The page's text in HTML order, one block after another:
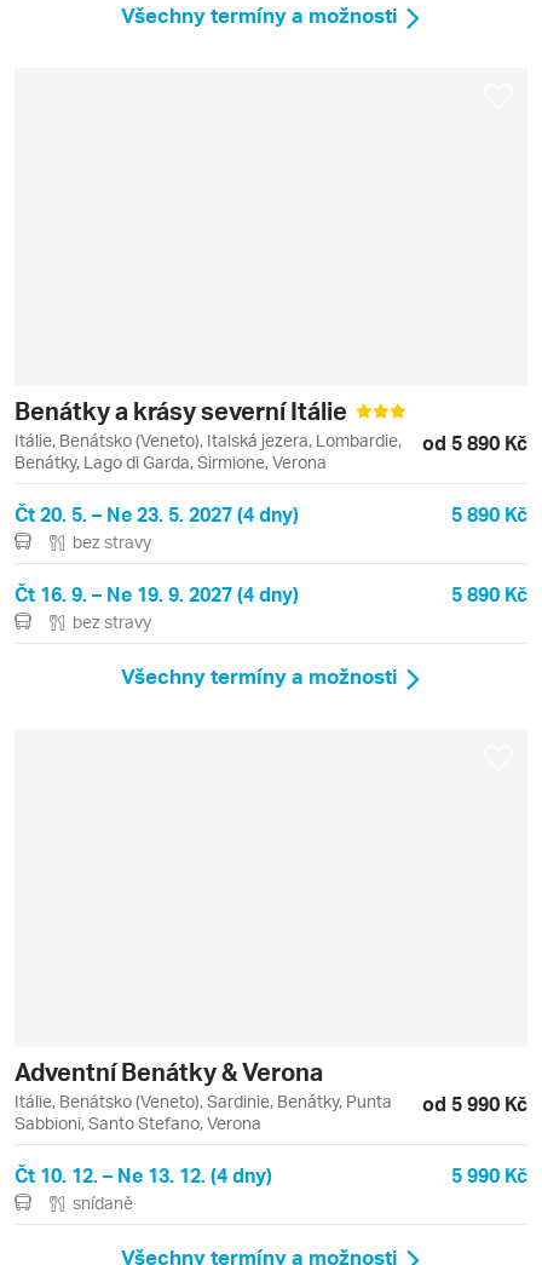
Všechny termíny a možnosti
Benátky a krásy severní Itálie
Itálie, Benátsko (Veneto), Italská jezera, Lombardie,
Benátky, Lago di Garda, Sirmione, Verona
od 5 890 Kč
Čt 20. 5. – Ne 23. 5. 2027 (4 dny) 5 890 Kč
bez stravy
Čt 16. 9. – Ne 19. 9. 2027 (4 dny) 5 890 Kč
bez stravy
Všechny termíny a možnosti
Adventní Benátky & Verona
Itálie, Benátsko (Veneto), Sardinie, Benátky, Punta
Sabbioni, Santo Stefano, Verona
od 5 990 Kč
Čt 10. 12. – Ne 13. 12. (4 dny) 5 990 Kč
snídaně
Všechny termíny a možnosti